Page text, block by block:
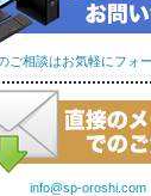
ご相談はお気軽にフォー
info@sp-oroshi.com